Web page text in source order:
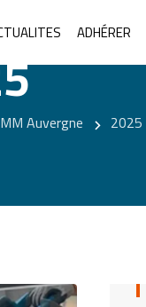
ADHÉRER
Auvergne 2025